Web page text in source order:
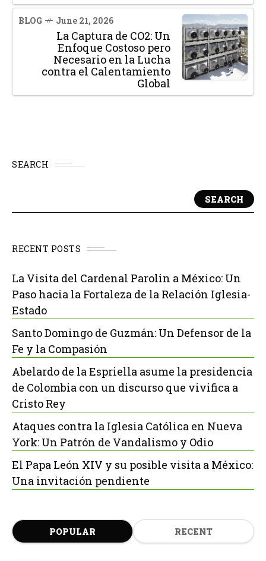
BLOG June 21, 2026
La Captura de CO2: Un
Enfoque Costoso pero
Necesario en la Lucha
contra el Calentamiento
Global
SEARCH
SEARCH
RECENT POSTS
La Visita del Cardenal Parolin a México: Un
Paso hacia la Fortaleza de la Relación Iglesia-
Estado
Santo Domingo de Guzmán: Un Defensor de la
Fe y la Compasión
Abelardo de la Espriella asume la presidencia
de Colombia con un discurso que vivifica a
Cristo Rey
Ataques contra la Iglesia Católica en Nueva
York: Un Patrón de Vandalismo y Odio
El Papa León XIV y su posible visita a México:
Una invitación pendiente
POPULAR RECENT